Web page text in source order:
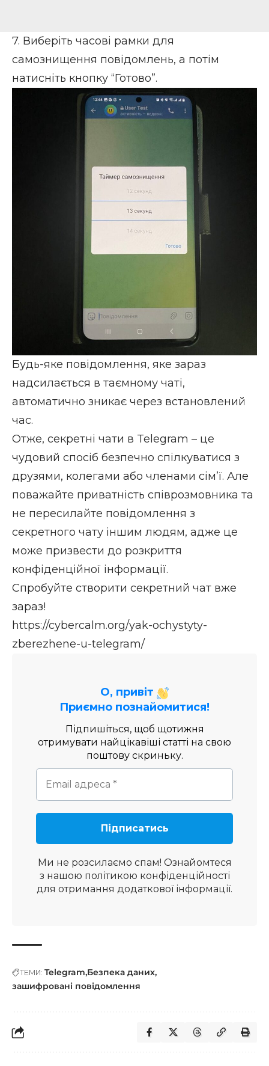
7. Виберіть часові рамки для
самознищення повідомлень, а потім
натисніть кнопку “Готово”.
Будь-яке повідомлення, яке зараз
надсилається в таємному чаті,
автоматично зникає через встановлений
час.
Отже, секретні чати в Telegram – це
чудовий спосіб безпечно спілкуватися з
друзями, колегами або членами сім’ї. Але
поважайте приватність співрозмовника та
не пересилайте повідомлення з
секретного чату іншим людям, адже це
може призвести до розкриття
конфіденційної інформації.
Спробуйте створити секретний чат вже
зараз!
https://cybercalm.org/yak-ochystyty-
zberezhene-u-telegram/
О, привіт
Приємно познайомитися!
Підпишіться, щоб щотижня
отримувати найцікавіші статті на свою
поштову скриньку.
Ми не розсилаємо спам! Ознайомтеся
з нашою політикою конфіденційності
для отримання додаткової інформації.
ТЕМИ: Telegram Безпека даних
зашифровані повідомлення